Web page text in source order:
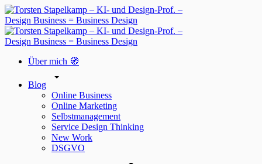
Über mich 🧭
Blog
Online Business
Online Marketing
Selbstmanagement
Service Design Thinking
New Work
DSGVO